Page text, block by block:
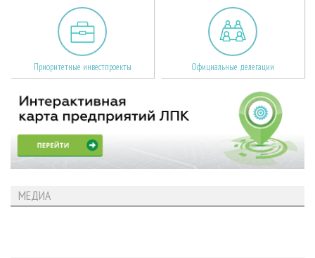
Приоритетные инвестпроекты Официальные делегации
МЕДИА